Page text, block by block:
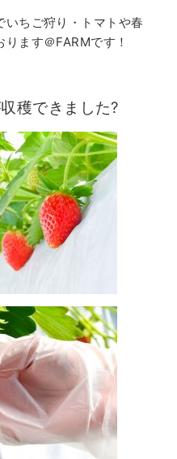
いちご狩り・トマトや春
ます＠FARMです！
穫できました?